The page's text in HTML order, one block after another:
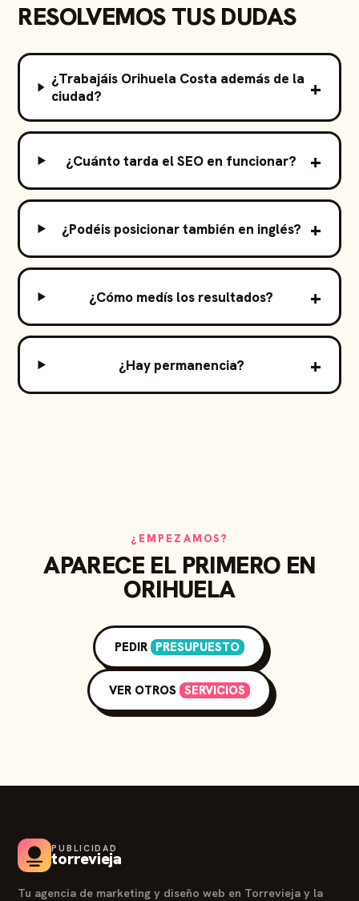
RESOLVEMOS TUS DUDAS
¿Trabajáis Orihuela Costa además de la
ciudad?
¿Cuánto tarda el SEO en funcionar?
¿Podéis posicionar también en inglés?
¿Cómo medís los resultados?
¿Hay permanencia?
¿EMPEZAMOS?
APARECE EL PRIMERO EN
ORIHUELA
PEDIR PRESUPUESTO
VER OTROS SERVICIOS
PUBLICIDAD
torrevieja
Tu agencia de marketing y diseño web en Torrevieja y la